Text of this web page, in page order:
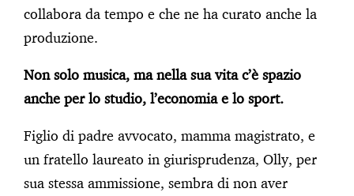
collabora da tempo e che ne ha curato anche la
produzione.
Non solo musica, ma nella sua vita c’è spazio
anche per lo studio, l’economia e lo sport.
Figlio di padre avvocato, mamma magistrato, e
un fratello laureato in giurisprudenza, Olly, per
sua stessa ammissione, sembra di non aver